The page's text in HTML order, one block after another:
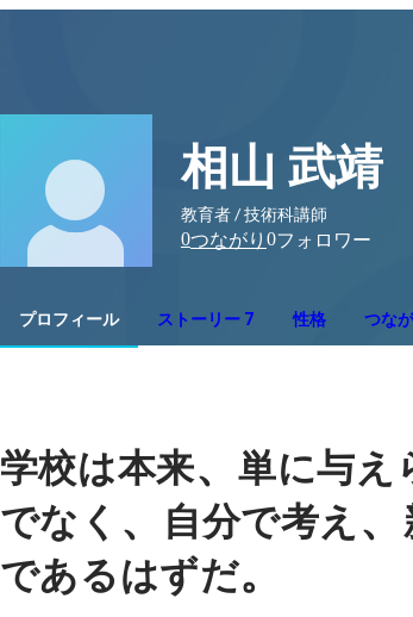
相山 武靖
教育者 / 技術科講師
0つながり 0フォロワー
プロフィール ストーリー 7 性格 つな
学校は本来、単に与え
でなく 、 自分で考え、
であるはずだ。